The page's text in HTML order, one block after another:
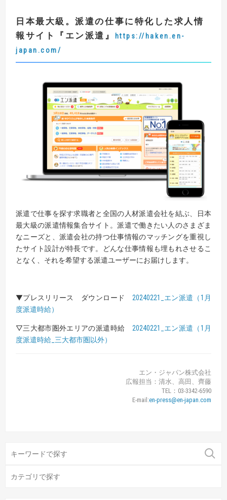
日本最大級。派遣の仕事に特化した求人情
報サイト
『 エン派遣 』
https://haken.en-
japan.com/
派遣で仕事を探す求職者と全国の人材派遣会社を結ぶ、日本
最大級の派遣情報集合サイト。派遣で働きたい人のさまざま
なニーズと、派遣会社の持つ仕事情報のマッチングを重視し
たサイト設計が特長です。どんな仕事情報も埋もれさせるこ
となく、それを希望する派遣ユーザーにお届けします。
▼プレスリリース ダウンロード 20240221_エン派遣（1月
度派遣時給）
▽三大都市圏外エリアの派遣時給 20240221_エン派遣（1月
度派遣時給_三大都市圏以外）
エン・ジャパン株式会社
広報担当：清水、高田、齊藤
TEL：03-3342-6590
E-mail:en-press@en-japan.com